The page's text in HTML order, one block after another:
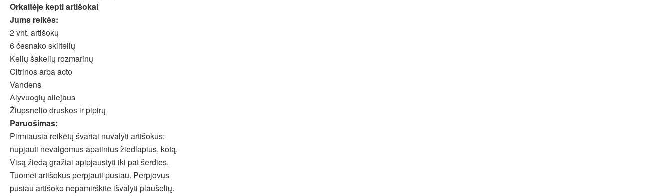
Orkaitėje kepti artišokai
Jums reikės:
2 vnt. artišokų
6 česnako skiltelių
Kelių šakelių rozmarinų
Citrinos arba acto
Vandens
Alyvuogių aliejaus
Žiupsnelio druskos ir pipirų
Paruošimas:
Pirmiausia reikėtų švariai nuvalyti artišokus:
nupjauti nevalgomus apatinius žiedlapius, kotą.
Visą žiedą gražiai apipjaustyti iki pat šerdies.
Tuomet artišokus perpjauti pusiau. Perpjovus
pusiau artišoko nepamirškite išvalyti plaušelių.